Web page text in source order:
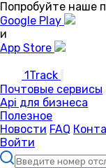
Попробуйте наше
Google Play
и
App Store
1Track
Почтовые сервисы
Api для бизнеса
Полезное
Новости FAQ
Войти